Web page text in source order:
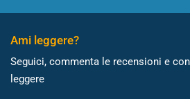
Ami leggere?
Seguici, commenta le recensioni e
leggere